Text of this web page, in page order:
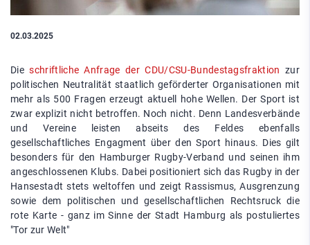
02.03.2025
Dieschriftliche Anfrage der CDU/CSU-Bundestagsfraktion zur
politischen Neutralität staatlich geförderter Organisationen mit
mehr als 500 Fragen erzeugt aktuell hohe Wellen. Der Sport ist
zwar explizit nicht betroffen. Noch nicht. Denn Landesverbände
und Vereine leisten abseits des Feldes ebenfalls
gesellschaftliches Engagment über den Sport hinaus. Dies gilt
besonders für den Hamburger Rugby-Verband und seinen ihm
angeschlossenen Klubs. Dabei positioniert sich das Rugby in der
Hansestadt stets weltoffen und zeigt Rassismus, Ausgrenzung
sowie dem politischen und gesellschaftlichen Rechtsruck die
rote Karte - ganz im Sinne der Stadt Hamburg als postuliertes
"Tor zur Welt"